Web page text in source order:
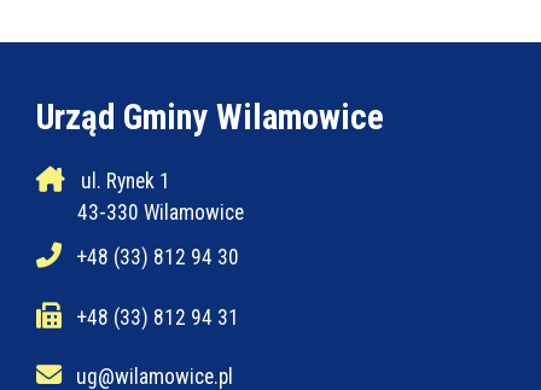
Urząd Gminy Wilamowice
ul. Rynek 1
43-330 Wilamowice
+48 (33) 812 94 30
+48 (33) 812 94 31
ug@wilamowice.pl